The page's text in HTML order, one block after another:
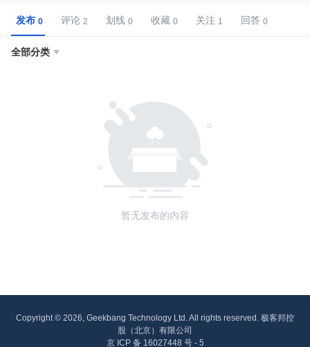
发布 评论 划线 收藏 关注 回答
全部分类 
暂无发布的内容
Copyright © 2026, Geekbang Technology Ltd. All rights reserved. 极客邦控
股（北京）有限公司
京 ICP 备 16027448 号 - 5